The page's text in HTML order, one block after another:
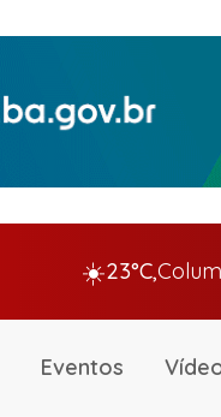
☀️23°C,
Eventos